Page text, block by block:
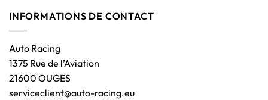
INFORMATIONS DE CONTACT
Auto Racing
1375 Rue de l’Aviation
21600 OUGES
serviceclient@auto-racing.eu